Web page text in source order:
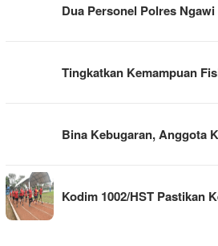
Dua Personel Polres
Tingkatkan Kemampuan
Bina Kebugaran, Anggota
Kodim 1002/HST Pastikan